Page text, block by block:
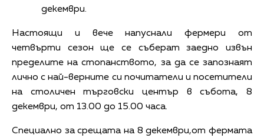
декември.
Настоящи и вече напуснали фермери от
четвърти сезон ще се съберат заедно извън
пределите на стопанството, за да се запознаят
лично с най-верните си почитатели и посетители
на столичен търговски център в събота, 8
декември, от 13.00 до 15.00 часа.
Специално за срещата на 8 декември,от фермата